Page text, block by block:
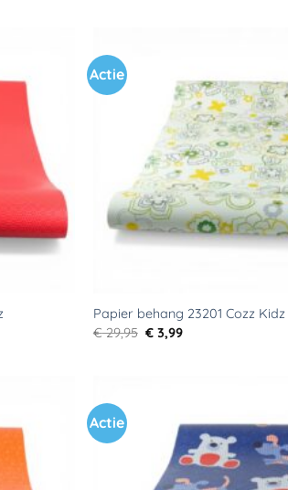
Toevoegen
aan
verlanglijst
Actie
Papier behang 23201 Cozz Kidz
€29,95 Oorspronkelijke
prijs
€ 3,99Huidige
Toevoegen
aan
verlanglijst
Actie